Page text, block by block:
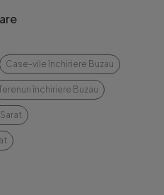
Case-vile închiriere Buzau
închiriere Buzau